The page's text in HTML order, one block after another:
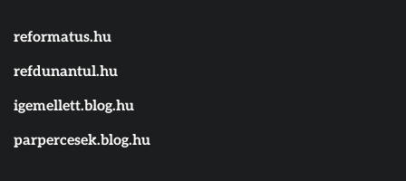
reformatus.hu
refdunantul.hu
igemellett.blog.hu
parpercesek.blog.hu